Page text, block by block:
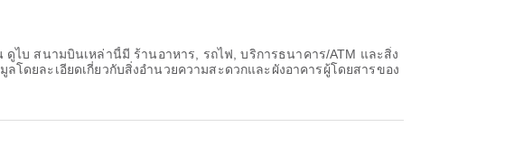
ไบ สนามบินเหล่านี้มี ร้านอาหาร, รถไฟ, บริการธนาคาร/ATM และสิ่ง
ดยละเอียดเกี่ยวกับสิ่งอำนวยความสะดวกและผังอาคารผู้โดยสารของ